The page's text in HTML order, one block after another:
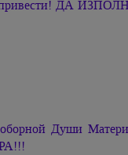
привести! ДА
Души